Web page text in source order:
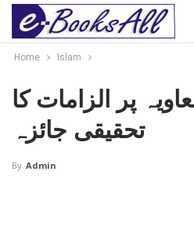
Home Islam
پر الزامات کا
تحقیقی جائزہ
By Admin